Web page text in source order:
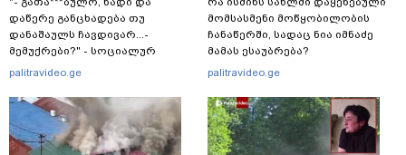
დაწერე განცხადება თუ
დანაშაულს ჩავდივარ...-
მემუქრები?" - სოციალურ
ქსელში სკანდალური კადრები
palitravideo.ge
მომსასმენი მოწყობილობის
ჩანაწერში, სადაც ნია იმნაძე
მამას ესაუბრება?
palitravideo.ge